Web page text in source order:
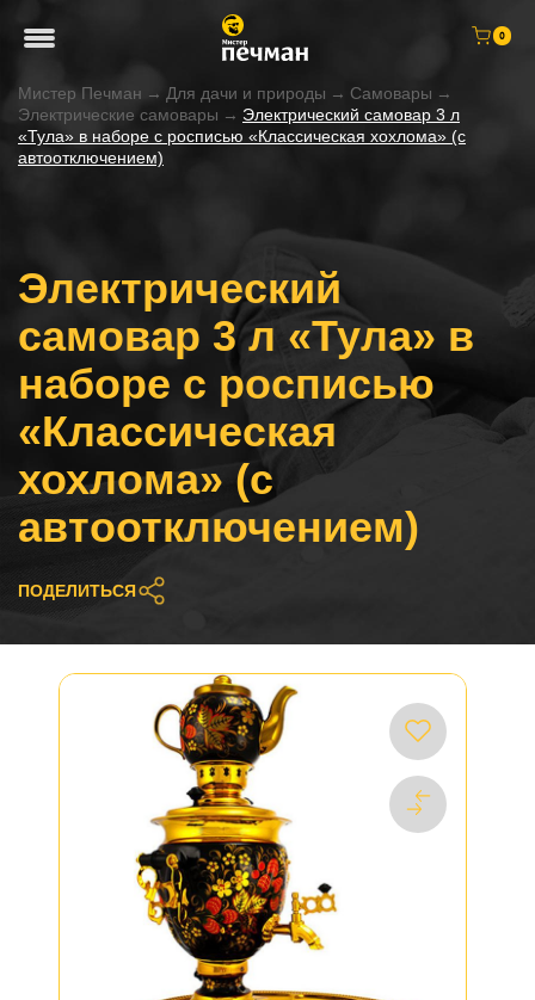
0
Мистер Печман → Для дачи и природы → Самовары →
Электрические самовары → Электрический самовар 3 л
«Тула» в наборе с росписью «Классическая хохлома» (с
автоотключением)
Электрический
самовар 3 л «Тула» в
наборе с росписью
«Классическая
хохлома» (с
автоотключением)
ПОДЕЛИТЬСЯ